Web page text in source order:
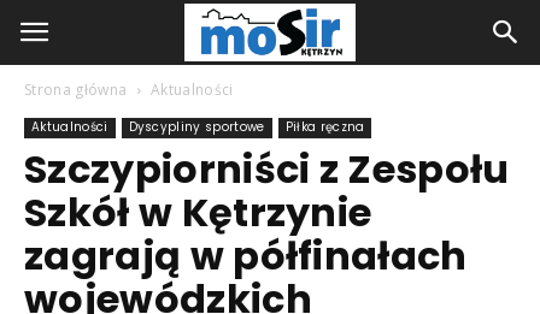
Strona główna Aktualności
Aktualności Dyscypliny sportowe Piłka ręczna
Szczypiorniści z Zespołu
Szkół w Kętrzynie
zagrają w półfinałach
wojewódzkich